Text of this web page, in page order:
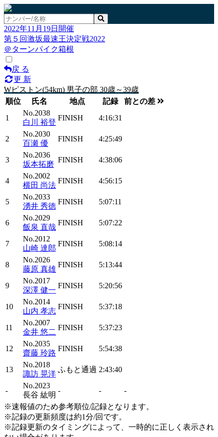
2022年11月19日開催
第５回激坂最速王決定戦2022
＠ターンパイク箱根
戻 る
更 新
Wピストン(54km) 男子の部 30歳～39歳
順位
氏名 地点 記録
前との差
1
No.2038
白川 裕登
FINISH 4:16:31
2
No.2030
百瀬 優
FINISH 4:25:49
3
No.2036
坂本拓磨
FINISH 4:38:06
4
No.2002
横田 尚法
FINISH 4:56:15
5
No.2033
湧井 秀徳
FINISH 5:07:11
6
No.2029
飯泉 直哉
FINISH 5:07:22
7
No.2012
山崎 達郎
FINISH 5:08:14
8
No.2026
藤原 真雄
FINISH 5:13:44
9
No.2017
深澤 健一
FINISH 5:20:56
10
No.2014
山内 孝志
FINISH 5:37:18
11
No.2007
金井 悠二
FINISH 5:37:23
12
No.2035
齋藤 玲路
FINISH 5:54:38
13
No.2018
諏訪 晃洋
ふもと通過 2:43:40
-
No.2023
長谷 紘明
- -
-
※速報値のため参考順位/記録となります。
※記録の更新頻度は約1分/回です。
※記録更新のタイミングによって、一時的に正しく表示され